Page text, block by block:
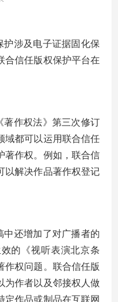
护涉及电子证据固化保
合信任版权保护平台在
著作权法》第三次修订
域都可以运用联合信任
著作权。例如，联合信
以解决作品著作权登记
中还增加了对广播者的
的《视听表演北京条
作权问题。联合信任版
为作者以及邻接权人做
定作品或制品在互联网